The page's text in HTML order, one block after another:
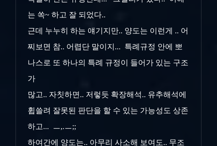
는 쏙~ 하고 잘 되었다..
근데 누누히 하는 얘기지만.. 양도는 이런게 .. 어
찌보면 참.. 어렵단 말이지... 특례규정 안에 뽀
나스로 또 하나의 특례 규정이 들어가 있는 구조
가
많고.. 자칫하면.. 저렇듯 확장해석.. 유추해석에
휩쓸려 잘못된 판단을 할 수 있는 가능성도 상존
하고... ㅡ,.ㅡ;;
하여간에 양도는.. 아무리 사소해 보여도.. 무조